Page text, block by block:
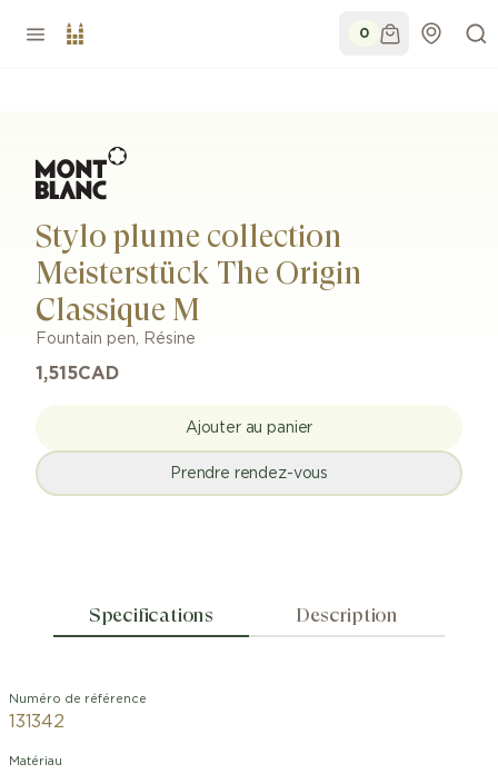
0
Stylo plume collection
Meisterstück The Origin
Classique M
Fountain pen, Résine
1,515CAD
Ajouter au panier
Prendre rendez-vous
Specifications Description
Numéro de référence
131342
Matériau